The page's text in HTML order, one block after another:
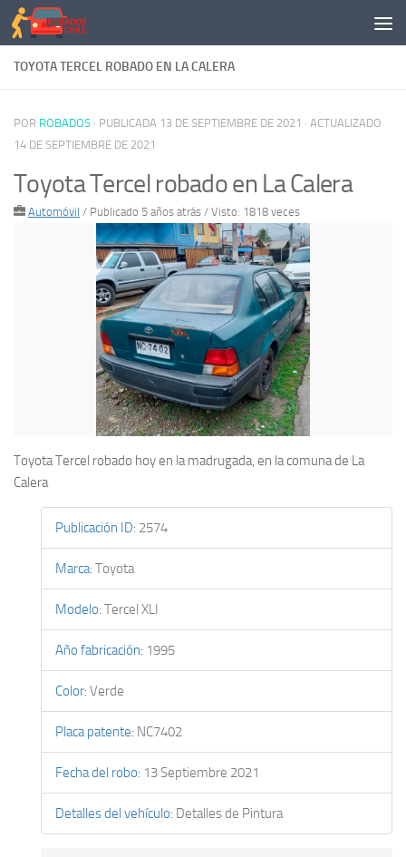
Saltar al contenido
TOYOTA TERCEL ROBADO EN LA CALERA
POR ROBADOS · PUBLICADA 13 DE SEPTIEMBRE DE 2021 · ACTUALIZADO
14 DE SEPTIEMBRE DE 2021
Toyota Tercel robado en La Calera
Automóvil / Publicado 5 años atrás / Visto: 1818 veces
Toyota Tercel robado hoy en la madrugada, en la comuna de La
Calera
Publicación ID: 2574
Marca: Toyota
Modelo: Tercel XLI
Año fabricación: 1995
Color: Verde
Placa patente: NC7402
Fecha del robo: 13 Septiembre 2021
Detalles del vehículo: Detalles de Pintura